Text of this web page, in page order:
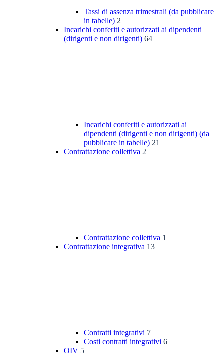
Tassi di assenza trimestrali (da pubblicare
in tabelle) 2
Incarichi conferiti e autorizzati ai dipendenti
(dirigenti e non dirigenti) 64
Incarichi conferiti e autorizzati ai
dipendenti (dirigenti e non dirigenti) (da
pubblicare in tabelle) 21
Contrattazione collettiva 2
Contrattazione collettiva 1
Contrattazione integrativa 13
Contratti integrativi 7
Costi contratti integrativi 6
OIV 5